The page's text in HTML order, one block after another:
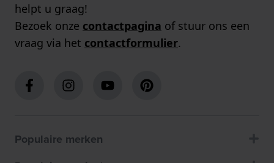
helpt u graag!
Bezoek onze contactpagina of stuur ons een
vraag via het contactformulier.
Populaire merken